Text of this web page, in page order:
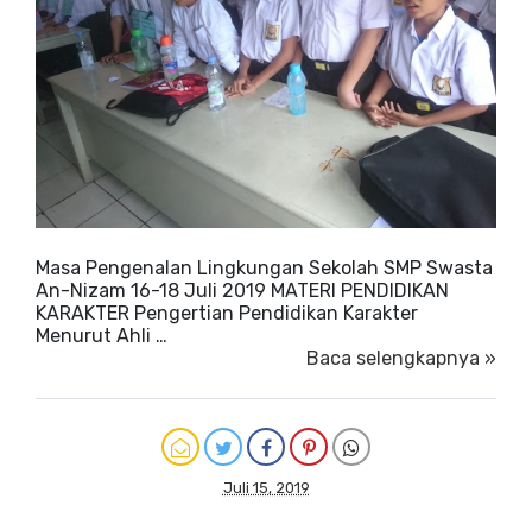
Masa Pengenalan Lingkungan Sekolah SMP Swasta
An-Nizam 16-18 Juli 2019 MATERI PENDIDIKAN
KARAKTER Pengertian Pendidikan Karakter
Menurut Ahli …
Baca selengkapnya »
Juli 15, 2019